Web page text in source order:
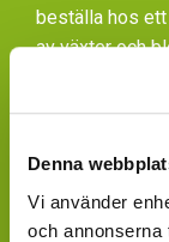
Denna
Vi använder
och annonserna
beställa hos
av växter och
Sveriges
och